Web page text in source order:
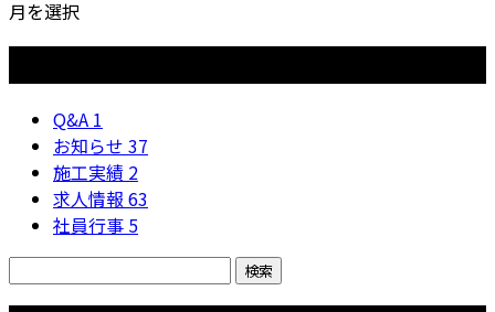
月を選択
Q&A 1
お知らせ 37
施工実績 2
求人情報 63
社員行事 5